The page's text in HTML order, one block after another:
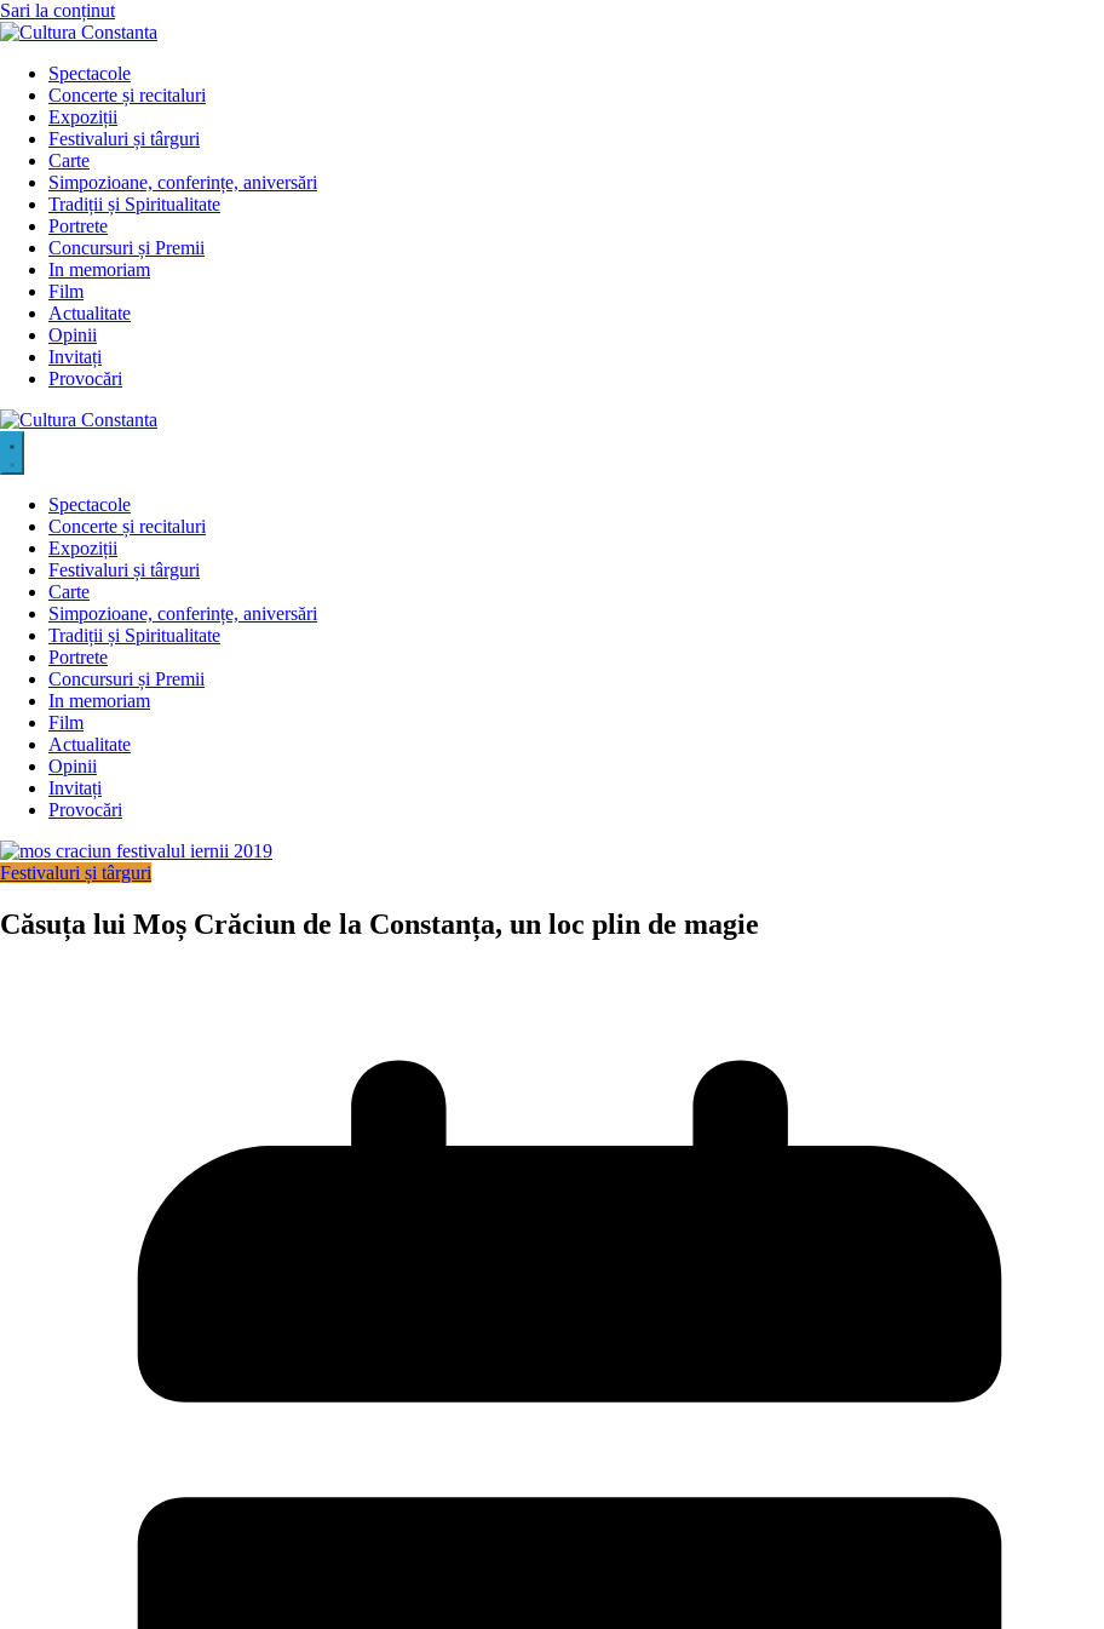
Sari la conținut
Spectacole
Concerte și recitaluri
Expoziții
Festivaluri și târguri
Carte
Simpozioane, conferințe, aniversări
Tradiții și Spiritualitate
Portrete
Concursuri și Premii
In memoriam
Film
Actualitate
Opinii
Invitați
Provocări
Spectacole
Concerte și recitaluri
Expoziții
Festivaluri și târguri
Carte
Simpozioane, conferințe, aniversări
Tradiții și Spiritualitate
Portrete
Concursuri și Premii
In memoriam
Film
Actualitate
Opinii
Invitați
Provocări
Festivaluri și târguri
Căsuța lui Moș Crăciun de la Constanța, un loc plin de magie